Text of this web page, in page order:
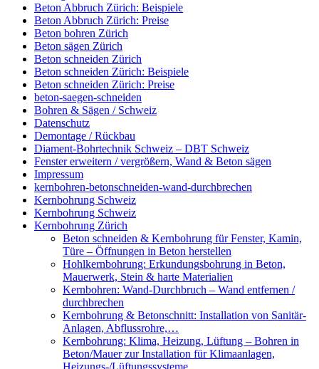
Beton Abbruch Zürich: Beispiele
Beton Abbruch Zürich: Preise
Beton bohren Zürich
Beton sägen Zürich
Beton schneiden Zürich
Beton schneiden Zürich: Beispiele
Beton schneiden Zürich: Preise
beton-saegen-schneiden
Bohren & Sägen / Schweiz
Datenschutz
Demontage / Rückbau
Diament-Bohrtechnik Schweiz – DBT Schweiz
Fenster erweitern / vergrößern, Wand & Beton sägen
Impressum
kernbohren-betonschneiden-wand-durchbrechen
Kernbohrung Schweiz
Kernbohrung Schweiz
Kernbohrung Zürich
Beton schneiden & Kernbohrung für Fenster, Kamin,
Türe – Öffnungen in Beton herstellen
Hohlkernbohrung: Erkundungsbohrung in Beton,
Mauerwerk, Stein & harte Materialien
Kernbohren: Wand-Durchbruch – Wand entfernen /
durchbrechen
Kernbohrung & Betonschnitt: Installation von Sanitär-
Anlagen, Abflussrohre,…
Kernbohrung: Klima, Heizung, Lüftung – Bohren in
Beton/Mauer zur Installation für Klimaanlagen,
Heizungs-/Lüftungssysteme